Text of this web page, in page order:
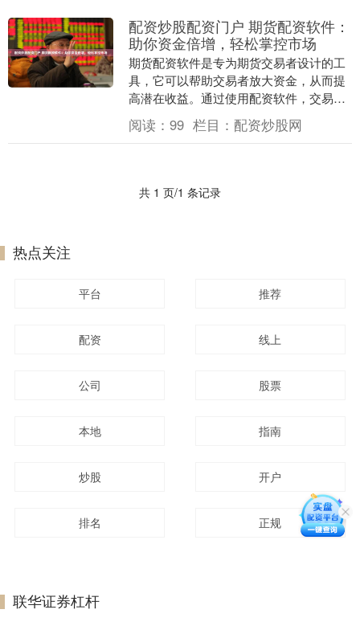
配资炒股配资门户 期货配资软件：
助你资金倍增，轻松掌控市场
期货配资软件是专为期货交易者设计的工
具，它可以帮助交易者放大资金，从而提
高潜在收益。通过使用配资软件，交易者
可以利用杠杆效应，以较少的本金进行更
大的交易。 1.....
阅读： 99 栏目： 配资炒股网
共 1 页/1 条记录
热点关注
平台 推荐
配资 线上
公司 股票
本地 指南
炒股 开户
排名 正规
联华证券杠杆